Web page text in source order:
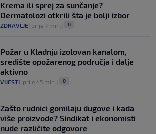
Krema ili sprej za sunčanje?
Dermatolozi otkrili šta je bolji izbor
ZDRAVLJE prije 7 min. 0
Požar u Kladnju izolovan kanalom,
središte opožarenog područja i dalje
aktivno
VIJESTI prije 45 min. 0
Zašto rudnici gomilaju dugove i kada
više proizvode? Sindikat i ekonomisti
nude različite odgovore